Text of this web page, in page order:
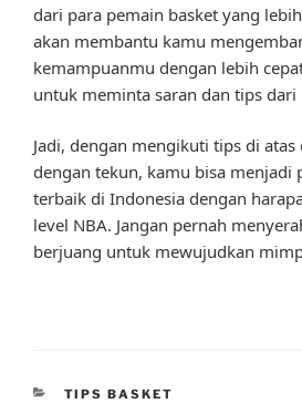
dari para pemain basket yang
akan membantu kamu
kemampuanmu dengan lebih
untuk meminta saran dan tips dari
Jadi, dengan mengikuti tips di
dengan tekun, kamu bisa menjadi
terbaik di Indonesia dengan
level NBA. Jangan pernah
berjuang untuk mewujudkan
CATEGORIES
TIPS BASKET